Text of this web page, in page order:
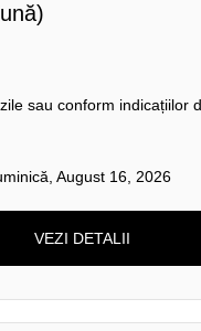
sau conform indicațiilor
August 16, 2026
VEZI DETALII